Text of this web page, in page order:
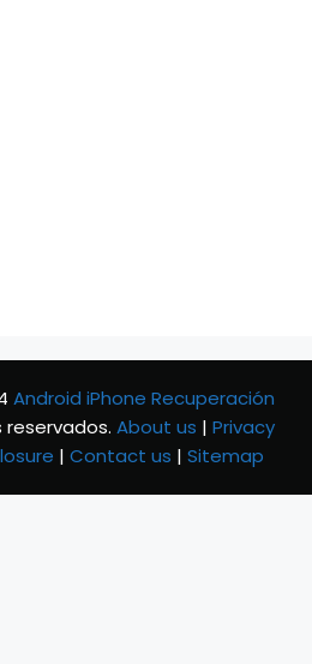
Android iPhone Recuperación
About us | Privacy
| Contact us | Sitemap